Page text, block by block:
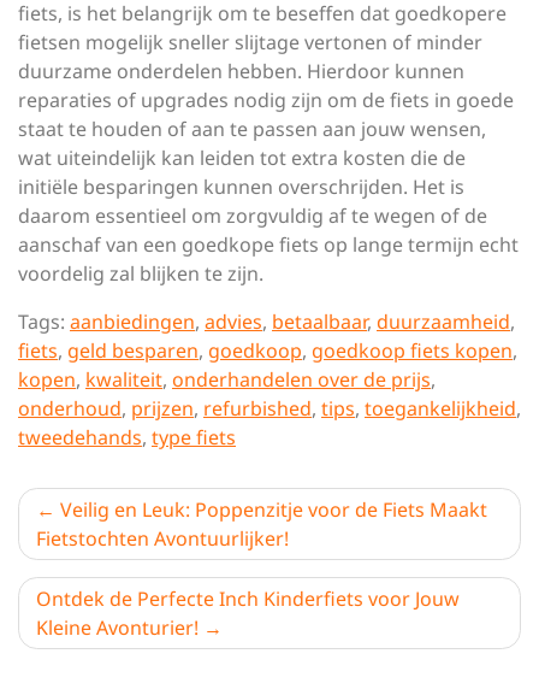
fiets, is het belangrijk om te beseffen dat goedkopere
fietsen mogelijk sneller slijtage vertonen of minder
duurzame onderdelen hebben. Hierdoor kunnen
reparaties of upgrades nodig zijn om de fiets in goede
staat te houden of aan te passen aan jouw wensen,
wat uiteindelijk kan leiden tot extra kosten die de
initiële besparingen kunnen overschrijden. Het is
daarom essentieel om zorgvuldig af te wegen of de
aanschaf van een goedkope fiets op lange termijn echt
voordelig zal blijken te zijn.
Tags: aanbiedingen, advies, betaalbaar, duurzaamheid,
fiets, geld besparen, goedkoop, goedkoop fiets kopen,
kopen, kwaliteit, onderhandelen over de prijs,
onderhoud, prijzen, refurbished, tips, toegankelijkheid,
tweedehands, type fiets
Berichtnavigatie
Veilig en Leuk: Poppenzitje voor de Fiets Maakt
Fietstochten Avontuurlijker!
Ontdek de Perfecte Inch Kinderfiets voor Jouw
Kleine Avonturier!